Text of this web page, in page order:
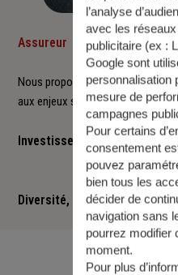
Assureur
Nous proposons à nos clients
aux enjeux sociétaux et
Investisseur responsable
Nous sommes convaincus qu'il
financière et retombées positives
services que nous vous
Diversité, Equité, Inclusion
Nous faisons de la diversité, de
engagement quotidien.
l’analyse
avec les
publicitaire (ex :
Google sont
personnalisation
mesure de
campagnes
Pour certains
consentement
pouvez
bien tous les
décider de
navigation sans
pourrez modifier
moment.
Pour plus